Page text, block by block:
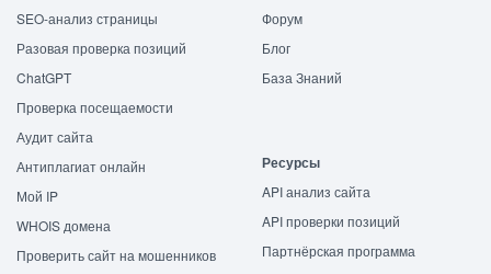
SEO-анализ страницы
Разовая проверка позиций
ChatGPT
Проверка посещаемости
Аудит сайта
Антиплагиат онлайн
Мой IP
WHOIS домена
Проверить сайт на мошенников
Форум
Блог
База Знаний
Ресурсы
API анализ сайта
API проверки позиций
Партнёрская программа